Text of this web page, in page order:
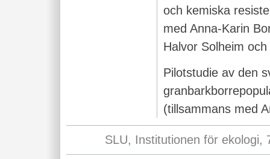
och kemiska
med Anna-Karin
Halvor Solheim
Pilotstudie av den
(tillsammans med
SLU, Institutionen för ekologi,